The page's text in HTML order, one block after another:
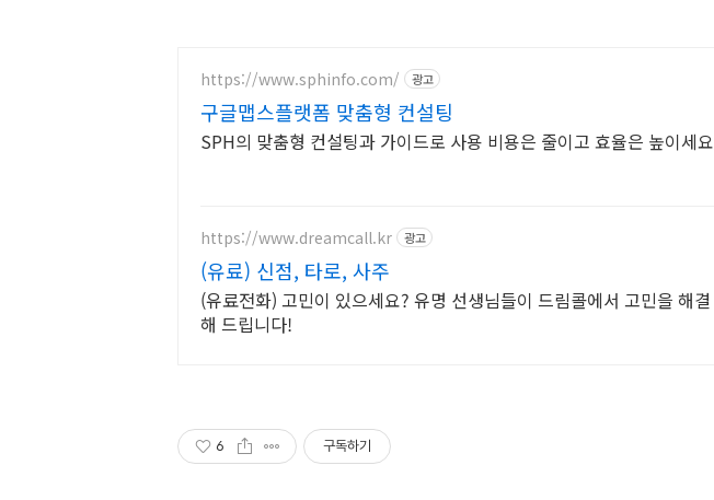
https://www.sphinfo.com/ 광고
구글맵스플랫폼 맞춤형 컨설팅
SPH의 맞춤형 컨설팅과 가이드로 사용 비용은 줄이고 효율은 높이세요
https://www.dreamcall.kr 광고
(유료) 신점, 타로, 사주
(유료전화) 고민이 있으세요? 유명 선생님들이 드림콜에서 고민을 해결
해 드립니다!
6 구독하기